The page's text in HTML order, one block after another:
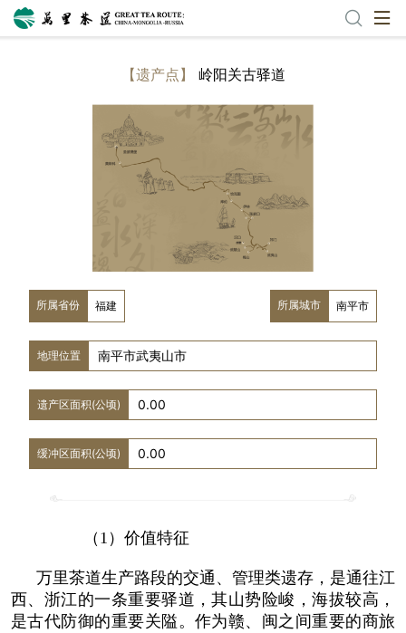
【遗产点】 岭阳关古驿道
所属省份 福建 所属城市 南平市
地理位置 南平市武夷山市
遗产区面积(公顷) 0.00
缓冲区面积(公顷) 0.00
（1） 价值特征
万里茶道生产路段的交通、管理类遗存，是通往江
西、浙江的一条重要驿道，其山势险峻，海拔较高，
是古代防御的重要关隘。作为赣、闽之间重要的商旅